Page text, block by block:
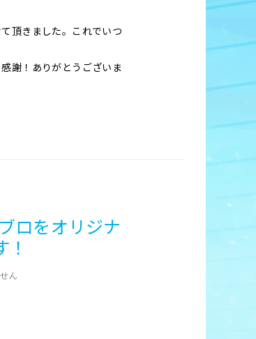
頂きました。これでいつ
謝！ありがとうございま
ロをオリジナ
ん